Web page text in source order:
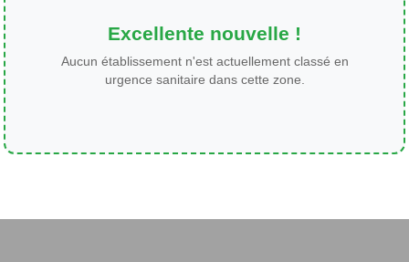
Excellente nouvelle !
Aucun établissement n'est actuellement classé en
urgence sanitaire dans cette zone.